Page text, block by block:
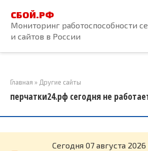
контенту
СБОЙ.РФ
Мониторинг работоспособности
и сайтов в России
Главная » Другие сайты
перчатки24.рф сегодня не
Cегодня 07 августа